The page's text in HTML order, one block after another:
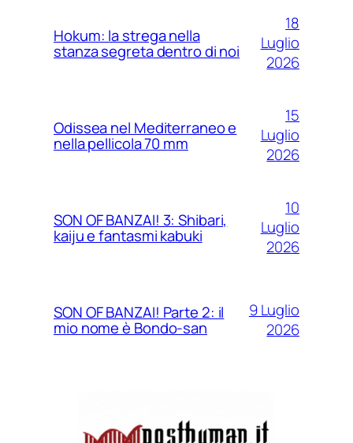
Hokum: la strega nella
stanza segreta dentro di noi
18
Luglio
2026
Odissea nel Mediterraneo e
nella pellicola 70 mm
15
Luglio
2026
SON OF BANZAI! 3: Shibari,
kaiju e fantasmi kabuki
10
Luglio
2026
SON OF BANZAI! Parte 2: il
mio nome è Bondo-san
9 Luglio
2026